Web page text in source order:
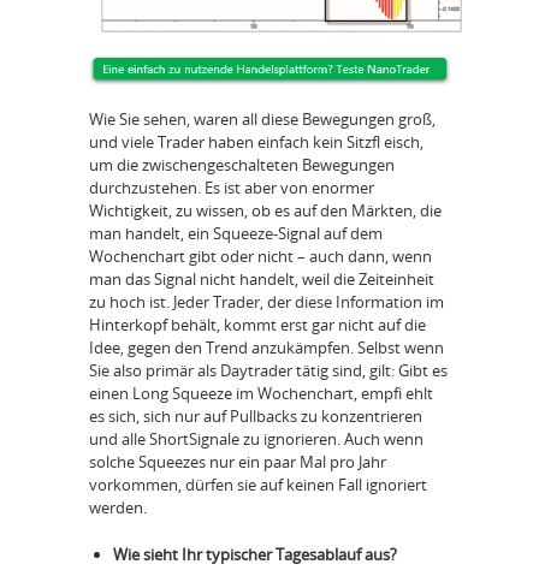
Wie Sie sehen, waren all diese Bewegungen groß,
und viele Trader haben einfach kein Sitzfl eisch,
um die zwischengeschalteten Bewegungen
durchzustehen. Es ist aber von enormer
Wichtigkeit, zu wissen, ob es auf den Märkten, die
man handelt, ein Squeeze-Signal auf dem
Wochenchart gibt oder nicht – auch dann, wenn
man das Signal nicht handelt, weil die Zeiteinheit
zu hoch ist. Jeder Trader, der diese Information im
Hinterkopf behält, kommt erst gar nicht auf die
Idee, gegen den Trend anzukämpfen. Selbst wenn
Sie also primär als Daytrader tätig sind, gilt: Gibt es
einen Long Squeeze im Wochenchart, empfi ehlt
es sich, sich nur auf Pullbacks zu konzentrieren
und alle ShortSignale zu ignorieren. Auch wenn
solche Squeezes nur ein paar Mal pro Jahr
vorkommen, dürfen sie auf keinen Fall ignoriert
werden.
Wie sieht Ihr typischer Tagesablauf aus?